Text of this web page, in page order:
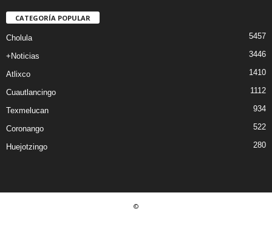
CATEGORÍA POPULAR
Cholula 5457
+Noticias 3446
Atlixco 1410
Cuautlancingo 1112
Texmelucan 934
Coronango 522
Huejotzingo 280
©